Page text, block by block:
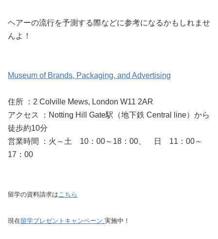
ヘアーの流行を予測する際などに参考になるかもしれませ
んよ！
Museum of Brands, Packaging, and Advertising
住所 ：2 Colville Mews, London W11 2AR
アクセス ：Notting Hill Gate駅（地下鉄 Central line）から
徒歩約10分
営業時間 ：火～土 10：00～18：00、 日 11：00～
17：00
留学の資料請求はこちら
現在留学プレゼントキャンペーン 実施中！